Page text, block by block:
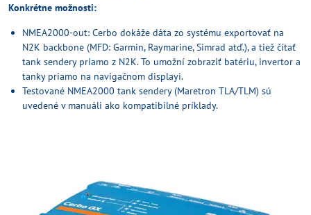
Konkrétne možnosti:
NMEA2000-out: Cerbo dokáže dáta zo systému exportovať na
N2K backbone (MFD: Garmin, Raymarine, Simrad atď.), a tiež čítať
tank sendery priamo z N2K. To umožní zobraziť batériu, invertor a
tanky priamo na navigačnom displayi.
Testované NMEA2000 tank sendery (Maretron TLA/TLM) sú
uvedené vmanuáli ako kompatibilné príklady.